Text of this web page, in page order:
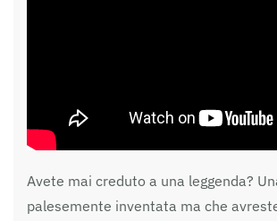
Avete mai creduto a una leggenda?
palesemente inventata ma che